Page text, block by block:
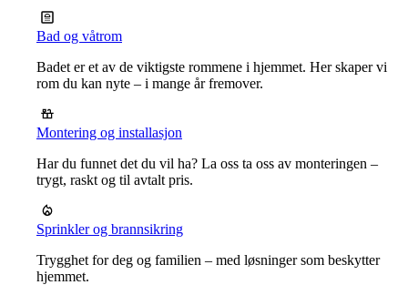
Bad og våtrom
Badet er et av de viktigste rommene i hjemmet. Her skaper vi
rom du kan nyte – i mange år fremover.
Montering og installasjon
Har du funnet det du vil ha? La oss ta oss av monteringen –
trygt, raskt og til avtalt pris.
Sprinkler og brannsikring
Trygghet for deg og familien – med løsninger som beskytter
hjemmet.